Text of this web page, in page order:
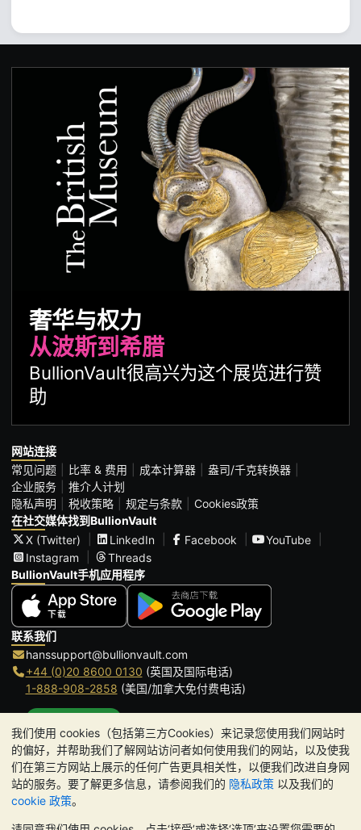
我们使用 cookies（包括第三方Cookies）来记录您使用我们网站时
的偏好，并帮助我们了解网站访问者如何使用我们的网站，以及使我
们在第三方网站上展示的任何广告更具相关性，以便我们改进自身网
站的服务。要了解更多信息，请参阅我们的 隐私政策 以及我们的
cookie 政策。
奢华与权力
从波斯到希腊
BullionVault很高兴为这个展览进行赞
助
网站连接
常见问题
比率 & 费用 成本计算器
盎司/千克转换器
企业服务
推介人计划
隐私声明
税收策略 规定与条款
Cookies政策
在社交媒体找到BullionVault
X (Twitter)
LinkedIn Facebook
YouTube
Instagram
Threads
BullionVault手机应用程序
联系我们
hanssupport@bullionvault.com
+44 (0)20 8600 0130 (英国及国际电话)
1-888-908-2858 (美国/加拿大免付费电话)
办公时间:
9am to 8:30pm (英国时间), 周一至周五
Galmarley Ltd T/A BullionVault
3 Shortlands (7th Floor)